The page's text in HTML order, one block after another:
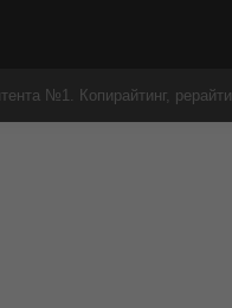
№1. Копирайтинг,